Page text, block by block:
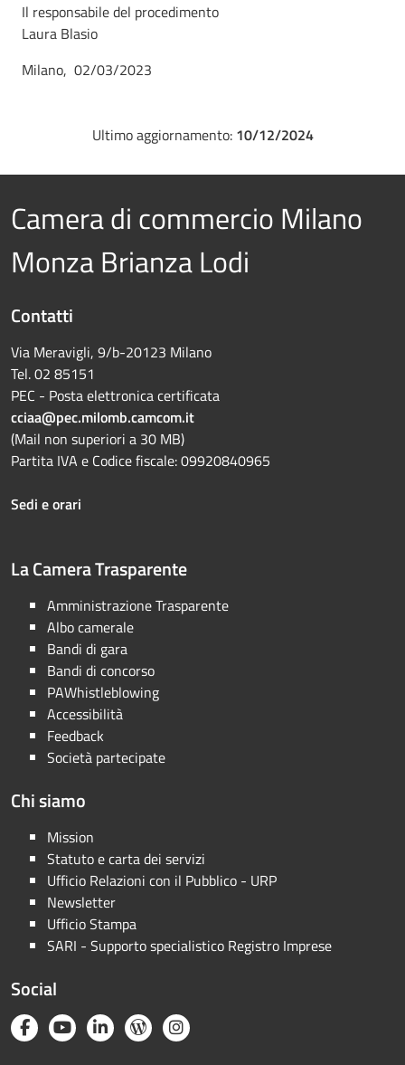
Il responsabile del procedimento
Laura Blasio
Milano, 02/03/2023
Ultimo aggiornamento: 10/12/2024
Camera di commercio Milano
Monza Brianza Lodi
Contatti
Via Meravigli, 9/b-20123 Milano
Tel. 02 85151
PEC - Posta elettronica certificata
cciaa@pec.milomb.camcom.it
(Mail non superiori a 30 MB)
Partita IVA e Codice fiscale: 09920840965
Sedi e orari
La Camera Trasparente
Amministrazione Trasparente
Albo camerale
Bandi di gara
Bandi di concorso
PAWhistleblowing
Accessibilità
Feedback
Società partecipate
Chi siamo
Mission
Statuto e carta dei servizi
Ufficio Relazioni con il Pubblico - URP
Newsletter
Ufficio Stampa
SARI - Supporto specialistico Registro Imprese
Social